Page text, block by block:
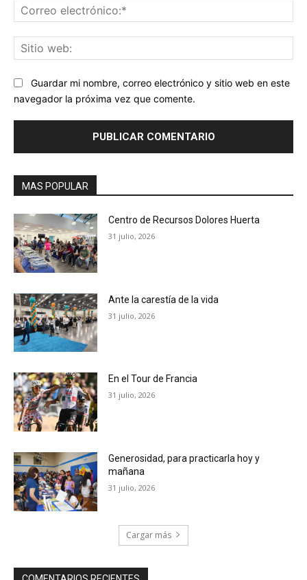
Guardar mi nombre, correo electrónico y sitio web en este
navegador la próxima vez que comente.
MAS POPULAR
Centro de Recursos Dolores Huerta
31 julio, 2026
Ante la carestía de la vida
31 julio, 2026
En el Tour de Francia
31 julio, 2026
Generosidad, para practicarla hoy y
mañana
31 julio, 2026
Cargar más